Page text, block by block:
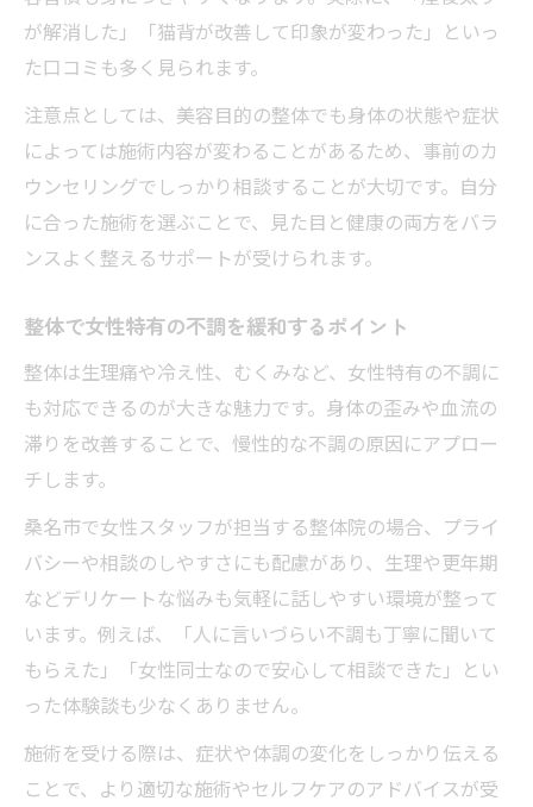
が解消した」「猫背が改善して印象が変わった」といっ
た口コミも多く見られます。
注意点としては、美容目的の整体でも身体の状態や症状
によっては施術内容が変わることがあるため、事前のカ
ウンセリングでしっかり相談することが大切です。自分
に合った施術を選ぶことで、見た目と健康の両方をバラ
ンスよく整えるサポートが受けられます。
整体で女性特有の不調を緩和するポイント
整体は生理痛や冷え性、むくみなど、女性特有の不調に
も対応できるのが大きな魅力です。身体の歪みや血流の
滞りを改善することで、慢性的な不調の原因にアプロー
チします。
桑名市で女性スタッフが担当する整体院の場合、プライ
バシーや相談のしやすさにも配慮があり、生理や更年期
などデリケートな悩みも気軽に話しやすい環境が整って
います。例えば、「人に言いづらい不調も丁寧に聞いて
もらえた」「女性同士なので安心して相談できた」とい
った体験談も少なくありません。
施術を受ける際は、症状や体調の変化をしっかり伝える
ことで、より適切な施術やセルフケアのアドバイスが受